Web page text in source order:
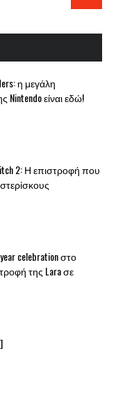
η μεγάλη
Nintendo είναι εδώ!
2: Η επιστροφή που
celebration στο
της Lara σε